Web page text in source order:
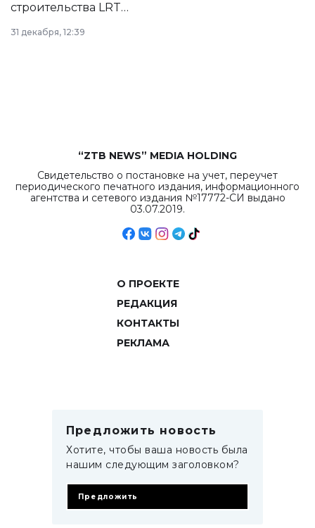
строительства LRT
в Астане из
республиканского
31 декабря, 12:39
“ZTB NEWS” MEDIA HOLDING
Свидетельство о постановке на учет, переучет
периодического печатного издания, информационного
агентства и сетевого издания №17772-СИ выдано
03.07.2019.
О ПРОЕКТЕ
РЕДАКЦИЯ
КОНТАКТЫ
РЕКЛАМА
Предложить новость
Хотите, чтобы ваша новость была
нашим следующим заголовком?
Предложить